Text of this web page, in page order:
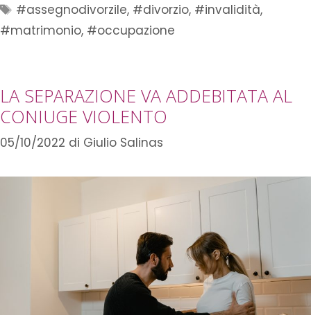
#assegnodivorzile, #divorzio, #invalidità,
#matrimonio, #occupazione
LA SEPARAZIONE VA ADDEBITATA AL
CONIUGE VIOLENTO
05/10/2022 di Giulio Salinas